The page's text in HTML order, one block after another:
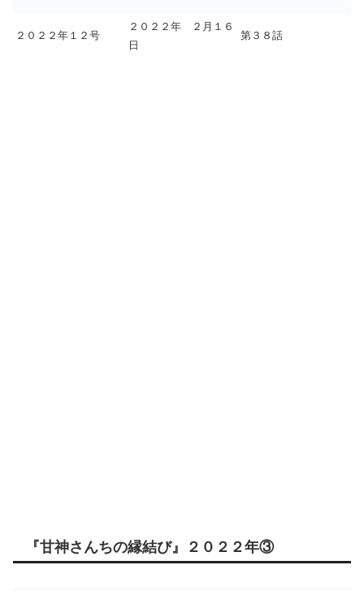
２０２２年１２号
２０２２年 ２月１６
日
第３８話
『甘神さんちの縁結び』２０２２年③